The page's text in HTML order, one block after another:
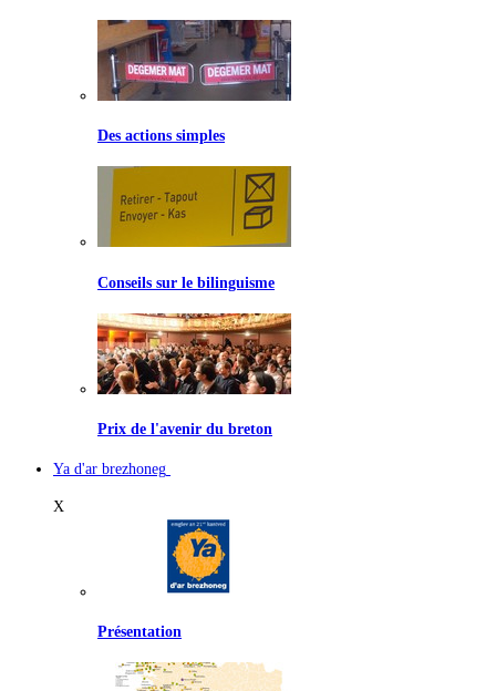
Des actions simples
Conseils sur le bilinguisme
Prix de l'avenir du breton
Ya d'ar brezhoneg
X
Présentation